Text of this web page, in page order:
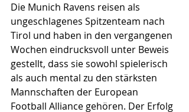
Die Munich Ravens reisen als
ungeschlagenes Spitzenteam nach
Tirol und haben in den vergangenen
Wochen eindrucksvoll unter Beweis
gestellt, dass sie sowohl spielerisch
als auch mental zu den stärksten
Mannschaften der European
Football Alliance gehören. Der Erfolg